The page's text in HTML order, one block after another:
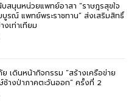
สนุนหน่วยแพทย์อาสา “ราษฎรสุขใจ
รณ์ แพทย์พระราชทาน” ส่งเสริมสิทธิ์
งเท่าเทียม
ย เดินหน้ากิจกรรม “สร้างเครือข่าย
ช้างป่าภาคตะวันออก” ครั้งที่ 2